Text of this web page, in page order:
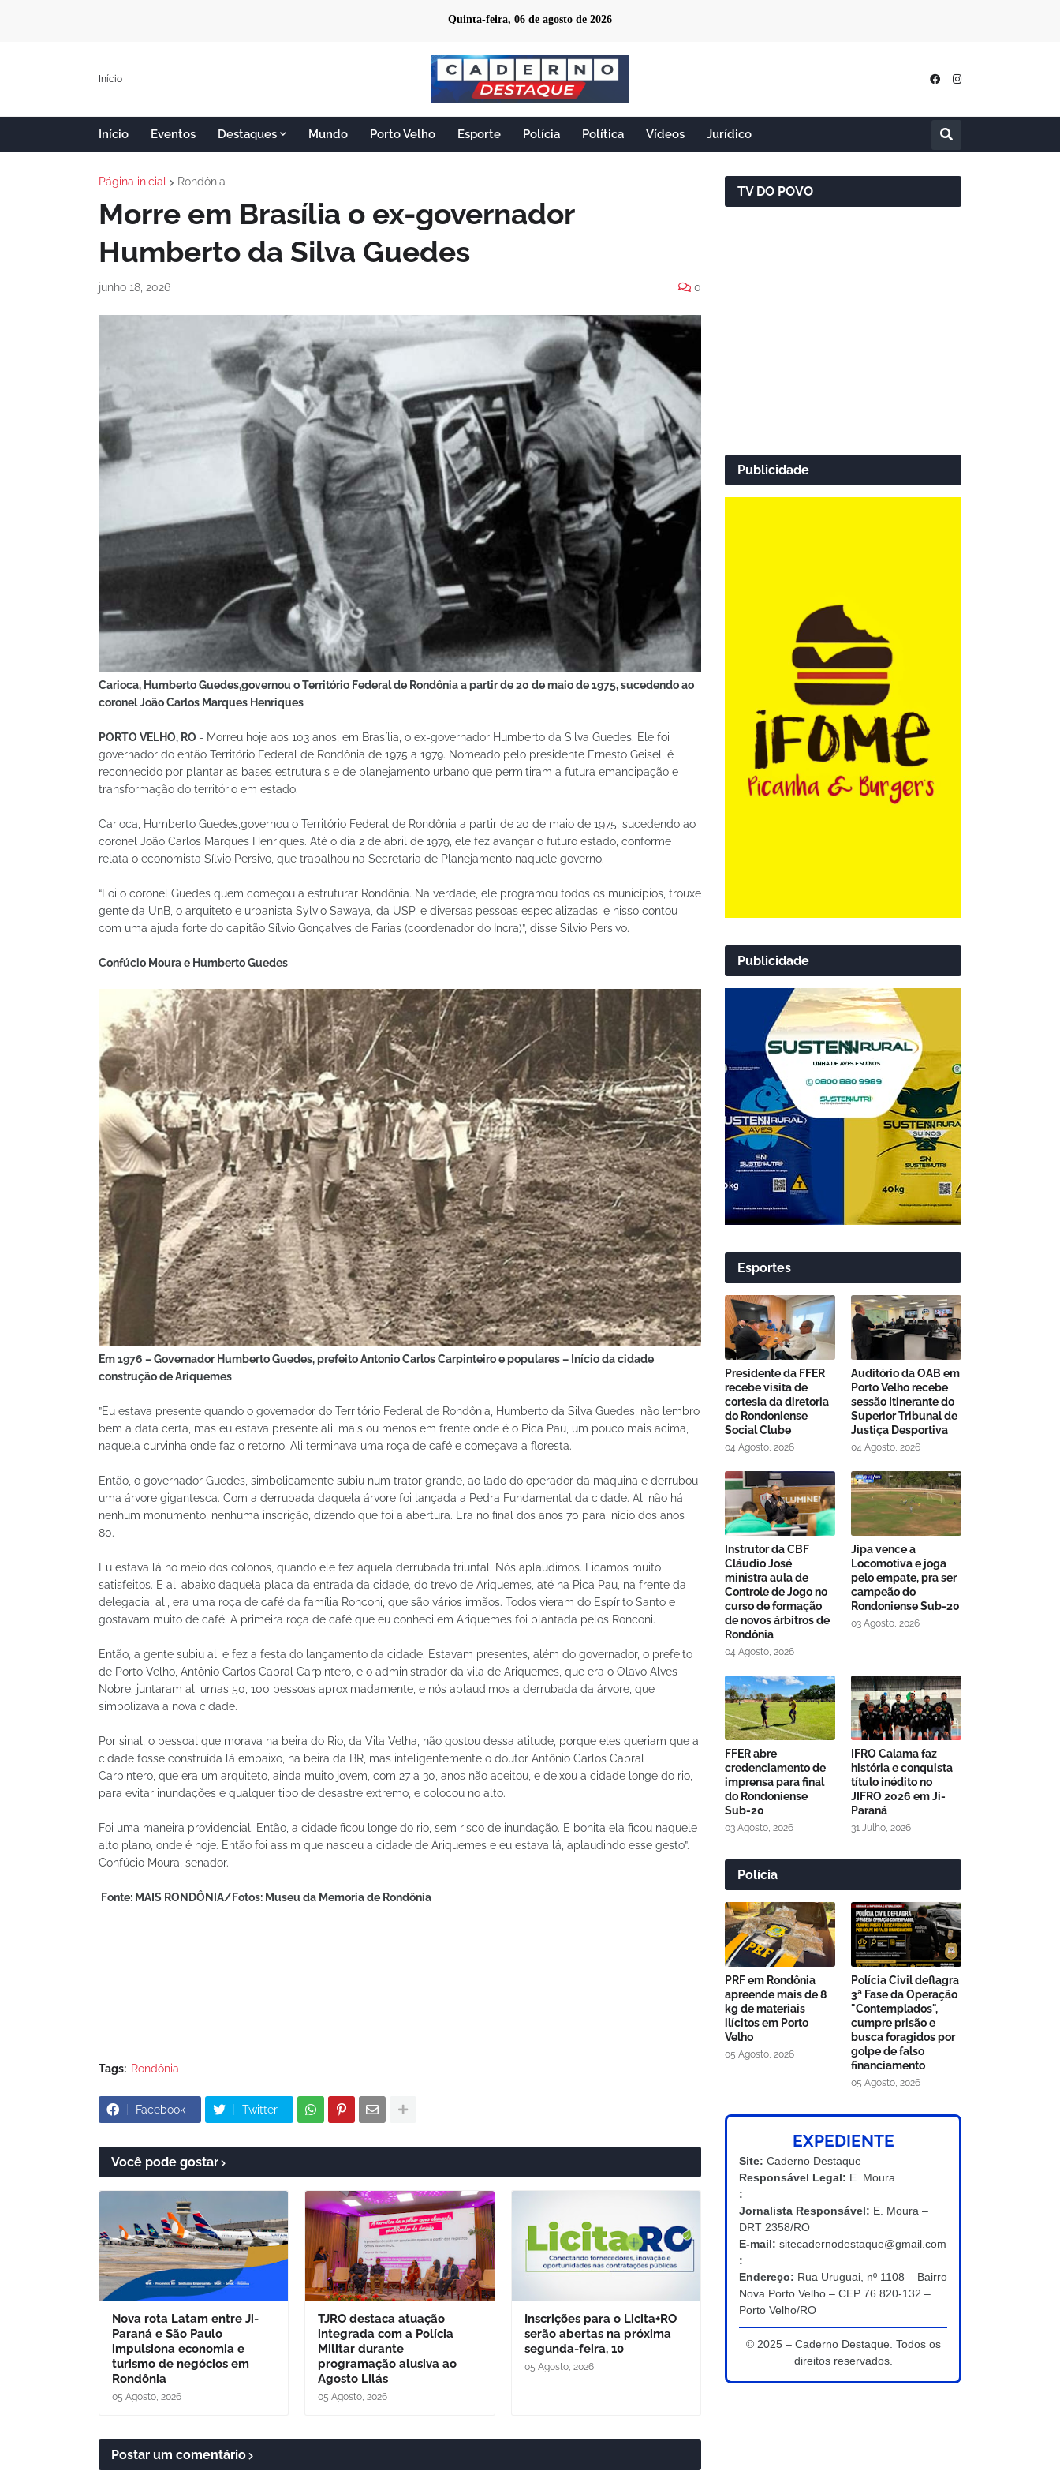
Quinta-feira, 06 de agosto de 2026
Início
Início Eventos Destaques Mundo Porto Velho Esporte Polícia Política Vídeos Jurídico
Página inicial Rondônia
Morre em Brasília o ex-governador
Humberto da Silva Guedes
junho 18, 2026 0
Carioca, Humberto Guedes,governou o Território Federal de Rondônia a partir de 20 de maio de 1975, sucedendo ao
coronel João Carlos Marques Henriques
PORTO VELHO, RO - Morreu hoje aos 103 anos, em Brasília, o ex-governador Humberto da Silva Guedes. Ele foi
governador do então Território Federal de Rondônia de 1975 a 1979. Nomeado pelo presidente Ernesto Geisel, é
reconhecido por plantar as bases estruturais e de planejamento urbano que permitiram a futura emancipação e
transformação do território em estado.
Carioca, Humberto Guedes,governou o Território Federal de Rondônia a partir de 20 de maio de 1975, sucedendo ao
coronel João Carlos Marques Henriques. Até o dia 2 de abril de 1979, ele fez avançar o futuro estado, conforme
relata o economista Sílvio Persivo, que trabalhou na Secretaria de Planejamento naquele governo.
“Foi o coronel Guedes quem começou a estruturar Rondônia. Na verdade, ele programou todos os municípios, trouxe
gente da UnB, o arquiteto e urbanista Sylvio Sawaya, da USP, e diversas pessoas especializadas, e nisso contou
com uma ajuda forte do capitão Sílvio Gonçalves de Farias (coordenador do Incra)”, disse Sílvio Persivo.
Confúcio Moura e Humberto Guedes
Em 1976 – Governador Humberto Guedes, prefeito Antonio Carlos Carpinteiro e populares – Início da cidade
construção de Ariquemes
”Eu estava presente quando o governador do Território Federal de Rondônia, Humberto da Silva Guedes, não lembro
bem a data certa, mas eu estava presente ali, mais ou menos em frente onde é o Pica Pau, um pouco mais acima,
naquela curvinha onde faz o retorno. Ali terminava uma roça de café e começava a floresta.
Então, o governador Guedes, simbolicamente subiu num trator grande, ao lado do operador da máquina e derrubou
uma árvore gigantesca. Com a derrubada daquela árvore foi lançada a Pedra Fundamental da cidade. Ali não há
nenhum monumento, nenhuma inscrição, dizendo que foi a abertura. Era no final dos anos 70 para início dos anos
80.
Eu estava lá no meio dos colonos, quando ele fez aquela derrubada triunfal. Nós aplaudimos. Ficamos muito
satisfeitos. E ali abaixo daquela placa da entrada da cidade, do trevo de Ariquemes, até na Pica Pau, na frente da
delegacia, ali, era uma roça de café da família Ronconi, que são vários irmãos. Todos vieram do Espírito Santo e
gostavam muito de café. A primeira roça de café que eu conheci em Ariquemes foi plantada pelos Ronconi.
Então, a gente subiu ali e fez a festa do lançamento da cidade. Estavam presentes, além do governador, o prefeito
de Porto Velho, Antônio Carlos Cabral Carpintero, e o administrador da vila de Ariquemes, que era o Olavo Alves
Nobre. juntaram ali umas 50, 100 pessoas aproximadamente, e nós aplaudimos a derrubada da árvore, que
simbolizava a nova cidade.
Por sinal, o pessoal que morava na beira do Rio, da Vila Velha, não gostou dessa atitude, porque eles queriam que a
cidade fosse construída lá embaixo, na beira da BR, mas inteligentemente o doutor Antônio Carlos Cabral
Carpintero, que era um arquiteto, ainda muito jovem, com 27 a 30, anos não aceitou, e deixou a cidade longe do rio,
para evitar inundações e qualquer tipo de desastre extremo, e colocou no alto.
Foi uma maneira providencial. Então, a cidade ficou longe do rio, sem risco de inundação. E bonita ela ficou naquele
alto plano, onde é hoje. Então foi assim que nasceu a cidade de Ariquemes e eu estava lá, aplaudindo esse gesto”.
Confúcio Moura, senador.
Fonte: MAIS RONDÔNIA/Fotos: Museu da Memoria de Rondônia
Tags: Rondônia
Facebook Twitter
Você pode gostar
Nova rota Latam entre Ji-
Paraná e São Paulo
impulsiona economia e
turismo de negócios em
Rondônia
05 Agosto, 2026
TJRO destaca atuação
integrada com a Polícia
Militar durante
programação alusiva ao
Agosto Lilás
05 Agosto, 2026
Inscrições para o Licita+RO
serão abertas na próxima
segunda-feira, 10
05 Agosto, 2026
Postar um comentário
TV DO POVO
Publicidade
Publicidade
Esportes
Presidente da FFER
recebe visita de
cortesia da diretoria
do Rondoniense
Social Clube
04 Agosto, 2026
Auditório da OAB em
Porto Velho recebe
sessão Itinerante do
Superior Tribunal de
Justiça Desportiva
04 Agosto, 2026
Instrutor da CBF
Cláudio José
ministra aula de
Controle de Jogo no
curso de formação
de novos árbitros de
Rondônia
04 Agosto, 2026
Jipa vence a
Locomotiva e joga
pelo empate, pra ser
campeão do
Rondoniense Sub-20
03 Agosto, 2026
FFER abre
credenciamento de
imprensa para final
do Rondoniense
Sub-20
03 Agosto, 2026
IFRO Calama faz
história e conquista
título inédito no
JIFRO 2026 em Ji-
Paraná
31 Julho, 2026
Polícia
PRF em Rondônia
apreende mais de 8
kg de materiais
ilícitos em Porto
Velho
05 Agosto, 2026
Polícia Civil deflagra
3ª Fase da Operação
"Contemplados",
cumpre prisão e
busca foragidos por
golpe de falso
financiamento
05 Agosto, 2026
EXPEDIENTE
Site: Caderno Destaque
Responsável Legal: E. Moura
:
Jornalista Responsável: E. Moura –
DRT 2358/RO
E-mail: sitecadernodestaque@gmail.com
:
Endereço: Rua Uruguai, nº 1108 – Bairro
Nova Porto Velho – CEP 76.820-132 –
Porto Velho/RO
© 2025 – Caderno Destaque. Todos os
direitos reservados.